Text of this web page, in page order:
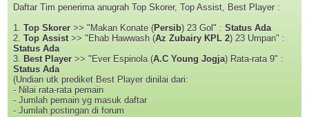
Daftar Tim penerima anugrah Top Skorer, Top Assist, Best Player :
1. Top Skorer >> "Makan Konate (Persib) 23 Gol" : Status Ada
2. Top Assist>> "Ehab Hawwash (Az Zubairy KPL 2) 23 Umpan" :
Status Ada
3. Best Player >> "Ever Espinola (A.C Young Jogja) Rata-rata 9" :
Status Ada
(Undian utk prediket Best Player dinilai dari:
- Nilai rata-rata pemain
- Jumlah pemain yg masuk daftar
- Jumlah postingan di forum